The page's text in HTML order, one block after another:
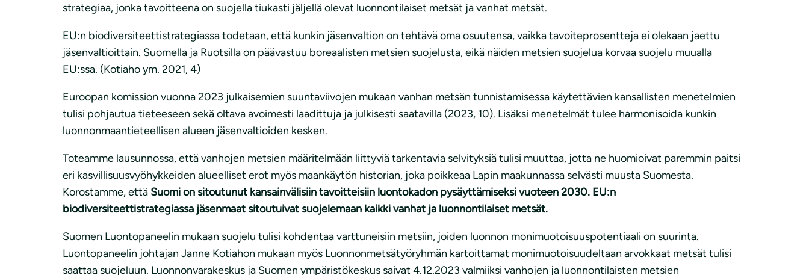
strategiaa, jonka tavoitteena on suojella tiukasti jäljellä olevat luonnontilaiset metsät ja vanhat metsät.
EU:n biodiversiteettistrategiassa todetaan, että kunkin jäsenvaltion on tehtävä oma osuutensa, vaikka tavoiteprosentteja ei olekaan jaettu
jäsenvaltioittain. Suomella ja Ruotsilla on päävastuu boreaalisten metsien suojelusta, eikä näiden metsien suojelua korvaa suojelu muualla
EU:ssa. (Kotiaho ym. 2021, 4)
Euroopan komission vuonna 2023 julkaisemien suuntaviivojen mukaan vanhan metsän tunnistamisessa käytettävien kansallisten menetelmien
tulisi pohjautua tieteeseen sekä oltava avoimesti laadittuja ja julkisesti saatavilla (2023, 10). Lisäksi menetelmät tulee harmonisoida kunkin
luonnonmaantieteellisen alueen jäsenvaltioiden kesken.
Toteamme lausunnossa, että vanhojen metsien määritelmään liittyviä tarkentavia selvityksiä tulisi muuttaa, jotta ne huomioivat paremmin paitsi
eri kasvillisuusvyöhykkeiden alueelliset erot myös maankäytön historian, joka poikkeaa Lapin maakunnassa selvästi muusta Suomesta.
Korostamme, että Suomi onsitoutunut kansainvälisiin tavoitteisiin luontokadon pysäyttämiseksi vuoteen2030. EU:n
biodiversiteettistrategiassa jäsenmaat sitoutuivat suojelemaan kaikki vanhat ja luonnontilaiset metsät.
Suomen Luontopaneelin mukaan suojelu tulisi kohdentaa varttuneisiin metsiin, joiden luonnon monimuotoisuuspotentiaali on suurinta.
Luontopaneelin johtajan Janne Kotiahon mukaan myös Luonnonmetsätyöryhmän kartoittamat monimuotoisuudeltaan arvokkaat metsät tulisi
saattaa suojeluun. Luonnonvarakeskus ja Suomen ympäristökeskus saivat 4.12.2023 valmiiksi vanhojen ja luonnontilaisten metsien